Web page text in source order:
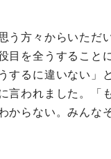
う方々からいただ
目を全うするこ
するに違いない
言われました。「
からない。みんな